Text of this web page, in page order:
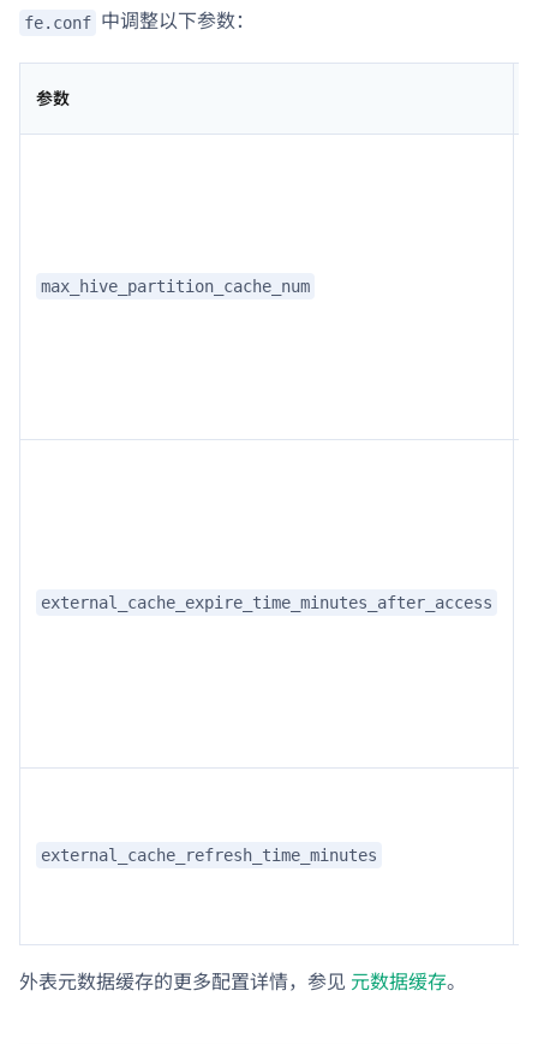
fe.conf 中调整以下参数：
参数
max_hive_partition_cache_num
external_cache_expire_time_minutes_after_access
external_cache_refresh_time_minutes
外表元数据缓存的更多配置详情，参见 元数据缓存。